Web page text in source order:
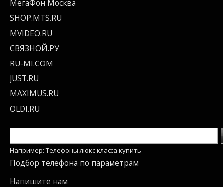
МегаФон Москва
SHOP.MTS.RU
MVIDEO.RU
СВЯЗНОЙ.РУ
RU-MI.COM
JUST.RU
MAXIMUS.RU
OLDI.RU
Например: Телефоны люкс класса купить
Подбор телефона по параметрам
Напишите нам